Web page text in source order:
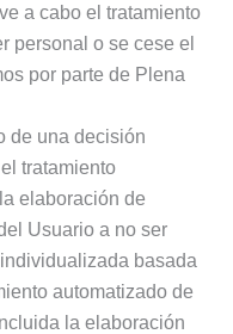
a cabo el tratamiento
personal o se cese el
por parte de Plena
de una decisión
tratamiento
elaboración de
Usuario a no ser
basada
automatizado de
la elaboración